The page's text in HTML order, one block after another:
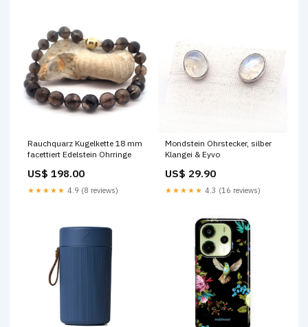
Rauchquarz Kugelkette 18 mm
facettiert Edelstein Ohrringe
US$ 198.00
★★★★★ 4.9 (8 reviews)
Mondstein Ohrstecker, silber
Klangei & Eyvo
US$ 29.90
★★★★★ 4.3 (16 reviews)